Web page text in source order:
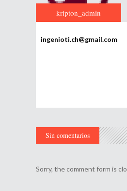
kripton_admin
ingenioti.ch@gmail.com
Sin comentarios
Sorry, the comment form is